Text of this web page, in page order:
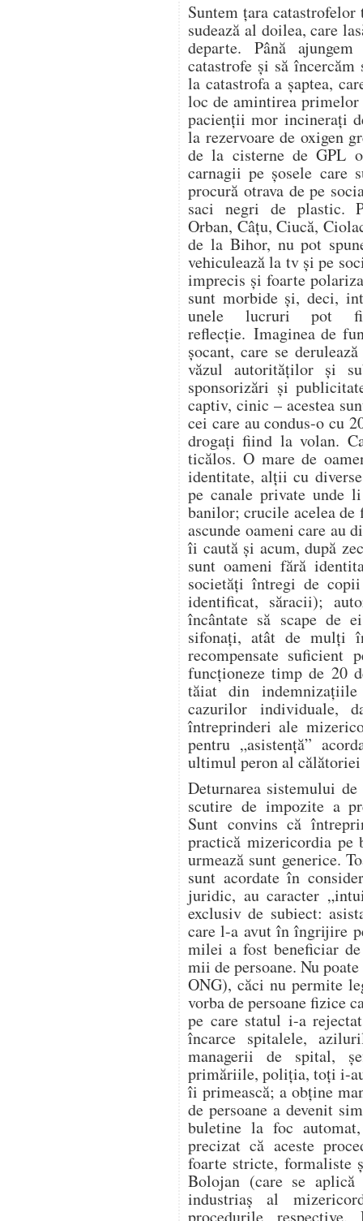
Suntem țara
sudează al doilea, care
departe. Până
catastrofe și să
la catastrofa a șaptea,
loc de amintirea
pacienții mor incinerați
la rezervoare de oxigen
de la cisterne de GPL
carnagii pe șosele care
procură otrava de pe
saci negri de plastic.
Orban, Câțu, Ciucă,
de la Bihor, nu pot
vehiculează la tv și pe
imprecis și foarte
sunt morbide și, deci,
unele lucruri pot
reflecție. Imaginea de
șocant, care se
văzul autorităților și
sponsorizări și
captiv, cinic – acestea
cei care au condus-o cu
drogați fiind la volan.
ticălos. O mare de
identitate, alții cu
pe canale private unde
banilor; crucile acelea de
ascunde oameni care au
îi caută și acum, după
sunt oameni fără
societăți întregi de
identificat, săracii);
încântate să scape de
sifonați, atât de mulți
recompensate suficient
funcționeze timp de 20
tăiat din
cazurilor individuale,
întreprinderi ale
pentru „asistență”
ultimul peron al
Deturnarea sistemului
scutire de impozite a
Sunt convins că
practică mizericordia pe
urmează sunt generice.
sunt acordate în
juridic, au caracter
exclusiv de subiect:
care l-a avut în îngrijire
milei a fost beneficiar
mii de persoane. Nu
ONG), căci nu permite
vorba de persoane fizice
pe care statul i-a
încarce spitalele,
managerii de spital,
primăriile, poliția, toți i-
îi primească; a obține
de persoane a devenit
buletine la foc
precizat că aceste
foarte stricte, formaliste
Bolojan (care se
industriaș al
procedurile